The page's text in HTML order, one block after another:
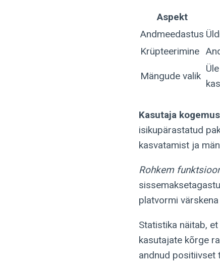
Aspekt
Andmeedastus
Krüpteerimine
Mängude valik
Kasutaja
isikupärastatud
kasvatamist ja
Rohkem
platvormi
Statistika näitab,
kasutajate kõrge
andnud positiivset